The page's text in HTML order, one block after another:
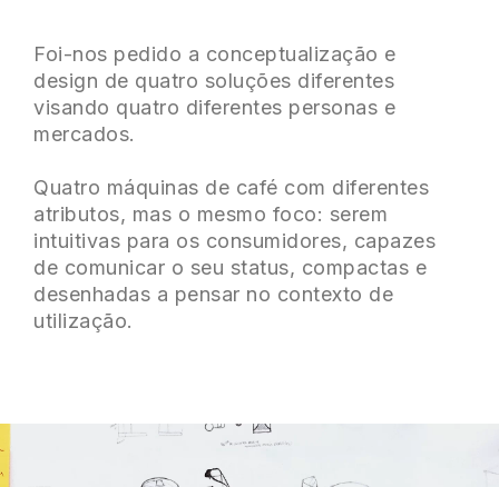
Foi-nos pedido a conceptualização e
design de quatro soluções diferentes
visando quatro diferentes personas e
mercados.
Quatro máquinas de café com diferentes
atributos, mas o mesmo foco: serem
intuitivas para os consumidores, capazes
de comunicar o seu status, compactas e
desenhadas a pensar no contexto de
utilização.